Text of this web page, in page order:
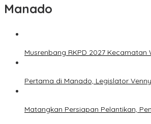
Manado
Musrenbang RKPD 2027 Kecamatan
Pertama di Manado, Legislator
Matangkan Persiapan Pelantikan,